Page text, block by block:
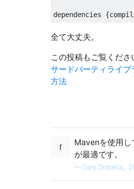
dependencies {
全て大丈夫。
この投稿もご覧くださ
サードパーティライ
方法
Mavenを使用
が最適です。
— Gary Drocella、